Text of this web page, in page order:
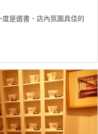
是選書、店內氛圍具佳的